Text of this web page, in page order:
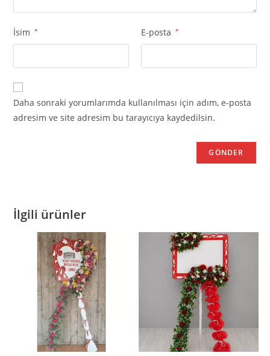
İsim * E-posta *
Daha sonraki yorumlarımda kullanılması için adım, e-posta
adresim ve site adresim bu tarayıcıya kaydedilsin.
İlgili ürünler